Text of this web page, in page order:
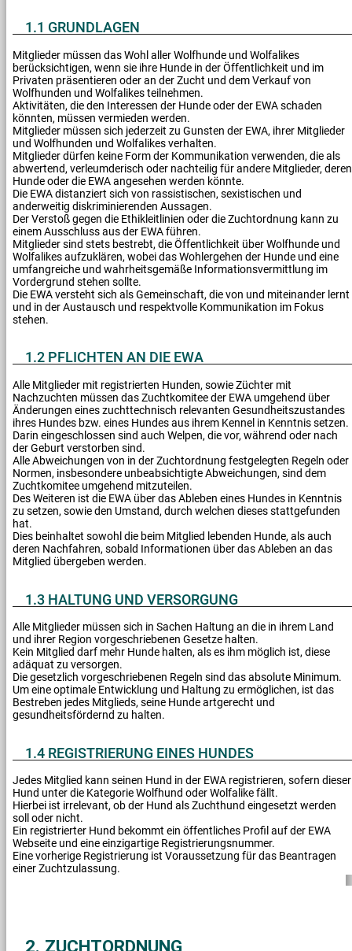
1.1 GRUNDLAGEN
Mitglieder müssen das Wohl aller Wolfhunde und Wolfalikes
berücksichtigen, wenn sie ihre Hunde in der Öffentlichkeit und im
Privaten präsentieren oder an der Zucht und dem Verkauf von
Wolfhunden und Wolfalikes teilnehmen.
Aktivitäten, die den Interessen der Hunde oder der EWA schaden
könnten, müssen vermieden werden.
Mitglieder müssen sich jederzeit zu Gunsten der EWA, ihrer Mitglieder
und Wolfhunden und Wolfalikes verhalten.
Mitglieder dürfen keine Form der Kommunikation verwenden, die als
abwertend, verleumderisch oder nachteilig für andere Mitglieder, deren
Hunde oder die EWA angesehen werden könnte.
Die EWA distanziert sich von rassistischen, sexistischen und
anderweitig diskriminierenden Aussagen.
Der Verstoß gegen die Ethikleitlinien oder die Zuchtordnung kann zu
einem Ausschluss aus der EWA führen.
Mitglieder sind stets bestrebt, die Öffentlichkeit über Wolfhunde und
Wolfalikes aufzuklären, wobei das Wohlergehen der Hunde und eine
umfangreiche und wahrheitsgemäße Informationsvermittlung im
Vordergrund stehen sollte.
Die EWA versteht sich als Gemeinschaft, die von und miteinander lernt
und in der Austausch und respektvolle Kommunikation im Fokus
stehen.
1.2 PFLICHTEN AN DIE EWA
Alle Mitglieder mit registrierten Hunden, sowie Züchter mit
Nachzuchten müssen das Zuchtkomitee der EWA umgehend über
Änderungen eines zuchttechnisch relevanten Gesundheitszustandes
ihres Hundes bzw. eines Hundes aus ihrem Kennel in Kenntnis setzen.
Darin eingeschlossen sind auch Welpen, die vor, während oder nach
der Geburt verstorben sind.
Alle Abweichungen von in der Zuchtordnung festgelegten Regeln oder
Normen, insbesondere unbeabsichtigte Abweichungen, sind dem
Zuchtkomitee umgehend mitzuteilen.
Des Weiteren ist die EWA über das Ableben eines Hundes in Kenntnis
zu setzen, sowie den Umstand, durch welchen dieses stattgefunden
hat.
Dies beinhaltet sowohl die beim Mitglied lebenden Hunde, als auch
deren Nachfahren, sobald Informationen über das Ableben an das
Mitglied übergeben werden.
1.3 HALTUNG UND VERSORGUNG
Alle Mitglieder müssen sich in Sachen Haltung an die in ihrem Land
und ihrer Region vorgeschriebenen Gesetze halten.
Kein Mitglied darf mehr Hunde halten, als es ihm möglich ist, diese
adäquat zu versorgen.
Die gesetzlich vorgeschriebenen Regeln sind das absolute Minimum.
Um eine optimale Entwicklung und Haltung zu ermöglichen, ist das
Bestreben jedes Mitglieds, seine Hunde artgerecht und
gesundheitsfördernd zu halten.
1.4 REGISTRIERUNG EINES HUNDES
Jedes Mitglied kann seinen Hund in der EWA registrieren, sofern dieser
Hund unter die Kategorie Wolfhund oder Wolfalike fällt.
Hierbei ist irrelevant, ob der Hund als Zuchthund eingesetzt werden
soll oder nicht.
Ein registrierter Hund bekommt ein öffentliches Profil auf der EWA
Webseite und eine einzigartige Registrierungsnummer.
Eine vorherige Registrierung ist Voraussetzung für das Beantragen
einer Zuchtzulassung.
2. ZUCHTORDNUNG